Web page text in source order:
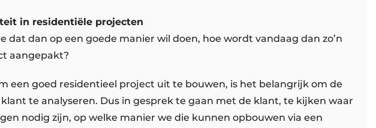
in residentiële projecten
dat dan op een goede manier wil doen, hoe wordt vandaag dan zo’n
aangepakt?
een goed residentieel project uit te bouwen, is het belangrijk om de
te analyseren. Dus in gesprek te gaan met de klant, te kijken waar
nodig zijn, op welke manier we die kunnen opbouwen via een